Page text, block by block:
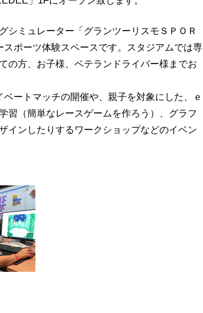
シミュレーター「グランツーリスモＳＰＯＲ
ポーツ体験スペースです。スタジアムでは専
の方、お子様、ベテランドライバー様までお
ートマッチの開催や、親子を対象にした、ｅ
習（簡単なレースゲームを作ろう）、グラフ
インしたりするワークショップなどのイベン